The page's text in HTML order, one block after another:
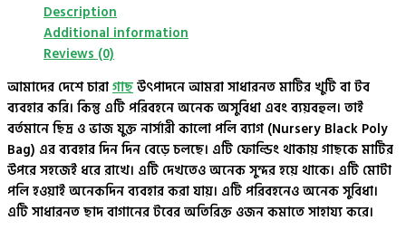
Description
Additional information
Reviews (0)
আমাদের দেশে চারাগাছউৎপাদনে আমরা সাধারনত মাটির খুটি বা টব
ব্যবহার করি। কিন্তু এটি পরিবহনে অনেক অসুবিধা এবং ব্যয়বহুল। তাই
বর্তমানে ছিদ্র ও ভাজ যুক্তনার্সারী কালো পলি ব্যাগ (Nursery Black Poly
Bag) এর ব্যবহার দিন দিন বেড়ে চলছে। এটি ফোল্ডিং থাকায় গাছকে মাটির
উপরে সহজেই ধরে রাখে। এটি দেখতেও অনেক সুন্দর হয়ে থাকে। এটি মোটা
পলি হওয়াই অনেকদিন ব্যবহার করা যায়। এটি পরিবহনেও অনেক সুবিধা।
এটি সাধারনত ছাদ বাগানের টবের অতিরিক্ত ওজন কমাতে সাহায্য করে।